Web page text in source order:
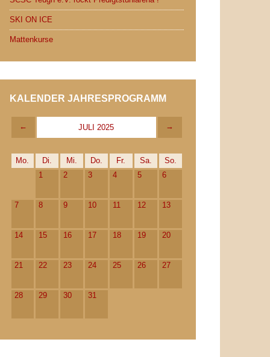
SKI ON ICE
Mattenkurse
KALENDER JAHRESPROGRAMM
← JULI 2025 →
Mo. Di. Mi. Do. Fr. Sa.
So.
1
2 3 4 5 6
7 8 9 10 11 12 13
14 15 16 17 18 19 20
21 22 23 24 25 26 27
28 29 30 31